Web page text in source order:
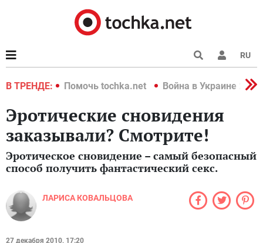
RU
В ТРЕНДЕ:
2022 Помочь tochka.net Война в Украине 2022
Эротические сновидения
заказывали? Смотрите!
Эротическое сновидение – самый безопасный
способ получить фантастический секс.
ЛАРИСА КОВАЛЬЦОВА
27 декабря 2010, 17:20